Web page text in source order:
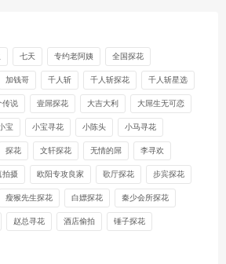
七天 专约老阿姨 全国探花
加钱哥 千人斩 千人斩探花 千人斩星选
传说 壹屌探花 大吉大利 大屌生无可恋
宝 小宝寻花 小陈头 小马寻花
探花 文轩探花 无情的屌 李寻欢
拍摄 欧阳专攻良家 歌厅探花 步宾探花
瘦猴先生探花 白嫖探花 秦少会所探花
赵总寻花 酒店偷拍 锤子探花